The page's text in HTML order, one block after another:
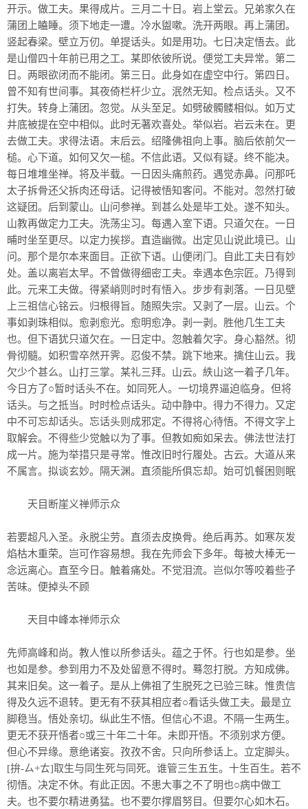
开示。做工夫。果得成片。三月二十日。岩上堂云。兄弟家久在
蒲团上瞌睡。须下地走一遭。冷水盥嗽。洗开两眼。再上蒲团。
竖起春梁。壁立万仞。单提话头。如是用功。七日决定悟去。此
是山僧四十年前已用之工。某即依彼所说。便觉工夫异常。第二
日。两眼欲闭而不能闭。第三日。此身如在虚空中行。第四日。
曾不知有世间事。其夜倚栏杆少立。泯然无知。检点话头。又不
打失。转身上蒲团。忽觉。从头至足。如劈破髑髅相似。如万丈
井底被提在空中相似。此时无著欢喜处。举似岩。岩云未在。更
去做工夫。求得法语。末后云。绍隆佛祖向上事。脑后依前欠一
槌。心下道。如何又欠一槌。不信此语。又似有疑。终不能决。
每日堆堆坐禅。将及半载。一日因头痛煎药。遇觉赤鼻。问那吒
太子拆骨还父拆肉还母话。记得被悟知客问。不能对。忽然打破
这疑团。后到蒙山。山问参禅。到甚么处是毕工处。遂不知头。
山教再做定力工夫。洗荡尘习。每遇入室下语。只道欠在。一日
晡时坐至更尽。以定力挨拶。直造幽微。出定见山说此境已。山
问。那个是尔本来面目。正欲下语。山便闭门。自此工夫日有妙
处。盖以离岩太早。不曾做得细密工夫。幸遇本色宗匠。乃得到
此。元来工夫做。得紧峭则时时有悟入。步步有剥落。一日见壁
上三祖信心铭云。归根得旨。随照失宗。又剥了一层。山云。个
事如剥珠相似。愈剥愈光。愈明愈净。剥一剥。胜他几生工夫
也。但下语犹只道欠在。一日定中。忽触着欠字。身心豁然。彻
骨彻髓。如积雪卒然开霁。忍俊不禁。跳下地来。擒住山云。我
欠少个甚么。山打三掌。某礼三拜。山云。紩山这一着子几年。
今日方了○暂时话头不在。如同死人。一切境界逼迫临身。但将
话头。与之抵当。时时检点话头。动中静中。得力不得力。又定
中不可忘却话头。忘话头则成邪定。不得将心待悟。不得文字上
取解会。不得些少觉触以为了事。但教如痴如呆去。佛法世法打
成一片。施为举措只是寻常。惟改旧时行履处。古云。大道从来
不属言。拟谈玄妙。隔天渊。直须能所俱忘却。始可饥餐困则眠
天目断崖义禅师示众
若要超凡入圣。永脱尘劳。直须去皮换骨。绝后再苏。如寒灰发
焰枯木重荣。岂可作容易想。我在先师会下多年。每被大棒无一
念远离心。直至今日。触着痛处。不觉泪流。岂似尔等咬着些子
苦味。便掉头不顾
天目中峰本禅师示众
先师高峰和尚。教人惟以所参话头。蕴之于怀。行也如是参。坐
也如是参。参到用力不及处留意不得时。蓦忽打脱。方知成佛。
其来旧矣。这一着子。是从上佛祖了生脱死之已验三昧。惟贵信
得及久远不退转。更无有不获其相应者○看话头做工夫。最是立
脚稳当。悟处亲切。纵此生不悟。但信心不退。不隔一生两生。
更无不获开悟者○或三十年二十年。未即开悟。不须别求方便。
但心不异缘。意绝诸妄。孜孜不舍。只向所参话上。立定脚头。
[拚-ㄙ+ㄊ]取生与同生死与同死。谁管三生五生。十生百生。若不
彻悟。决定不休。有此正因。不患大事之不了明也○病中做工
夫。也不要尔精进勇猛。也不要尔撑眉努目。但要尔心如木石。